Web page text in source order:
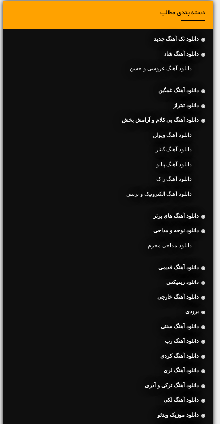
دسته بندی مطالب
دانلود تک آهنگ جدید
دانلود آهنگ شاد
دانلود آهنگ عروسی و جشن
دانلود آهنگ غمگین
دانلود تیتراژ
دانلود آهنگ بی کلام و آرامش بخش
دانلود آهنگ ویولن
دانلود آهنگ گیتار
دانلود آهنگ پیانو
دانلود آهنگ راک
دانلود آهنگ الکترونیک و ترنس
دانلود آهنگ های برتر
دانلود نوحه و مداحی
دانلود مداحی محرم
دانلود آهنگ قدیمی
دانلود ریمیکس
دانلود آهنگ خارجی
بزودی
دانلود آهنگ سنتی
دانلود آهنگ رپ
دانلود آهنگ کردی
دانلود آهنگ لری
دانلود آهنگ ترکی و آذری
دانلود آهنگ لکی
دانلود موزیک ویدئو